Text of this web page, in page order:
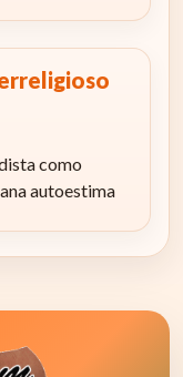
como
autoestima